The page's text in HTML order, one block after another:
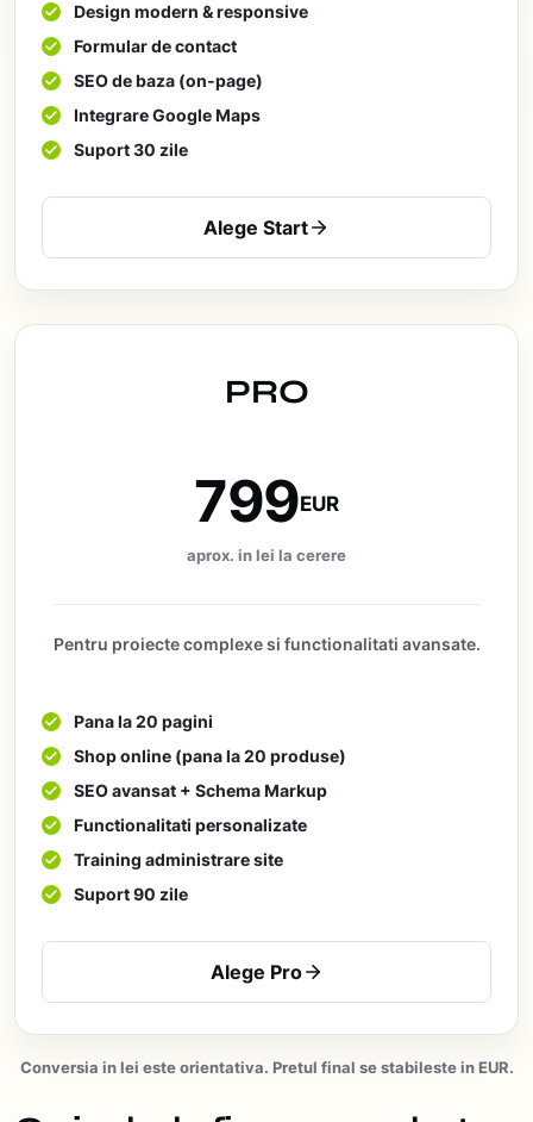
Design modern & responsive
Formular de contact
SEO de baza (on-page)
Integrare Google Maps
Suport 30 zile
Alege Start
PRO
799EUR
aprox. in lei la cerere
Pentru proiecte complexe si functionalitati avansate.
Pana la 20 pagini
Shop online (pana la 20 produse)
SEO avansat + Schema Markup
Functionalitati personalizate
Training administrare site
Suport 90 zile
Alege Pro
Conversia in lei este orientativa. Pretul final se stabileste in EUR.